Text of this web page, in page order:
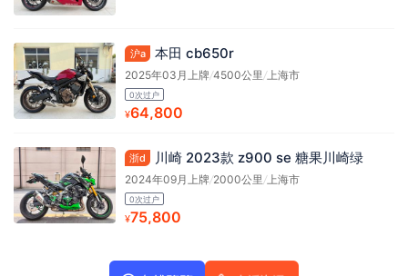
沪a 本田 cb650r
2025年03月上牌/4500公里 /上海市
0次过户
¥64,800
浙d 川崎 2023款 z900 se 糖果川崎绿
2024年09月上牌/2000公里 /上海市
0次过户
¥75,800